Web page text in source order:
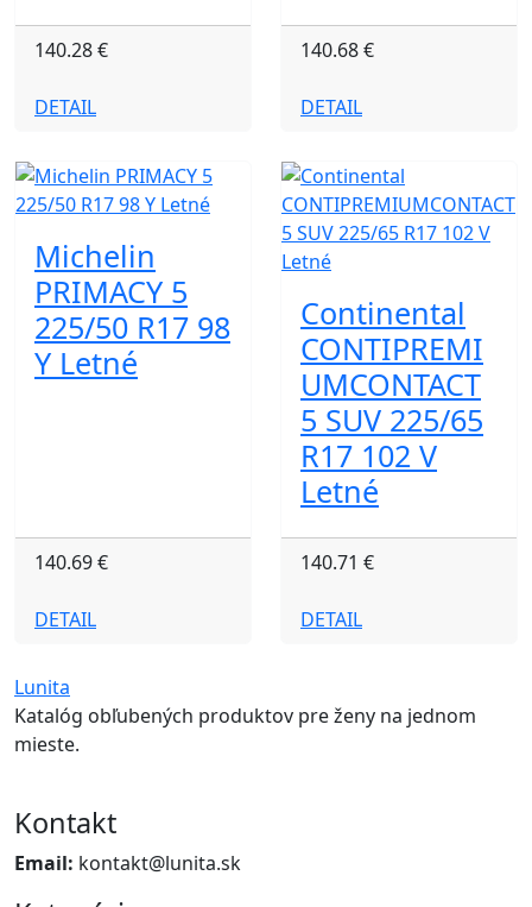
140.28 €
DETAIL
140.68 €
DETAIL
Michelin
PRIMACY 5
225/50 R17 98
Y Letné
140.69 €
DETAIL
Continental
CONTIPREMI
UMCONTACT
5 SUV 225/65
R17 102 V
Letné
140.71 €
DETAIL
Lunita
Katalóg obľubených produktov pre ženy na jednom
mieste.
Kontakt
Email: kontakt@lunita.sk